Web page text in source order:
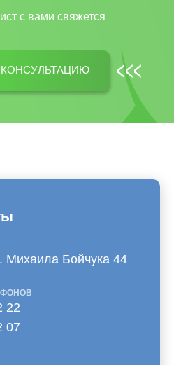
c вами свяжется
КОНСУЛЬТАЦИЮ
Михаила Бойчука 44
22
07